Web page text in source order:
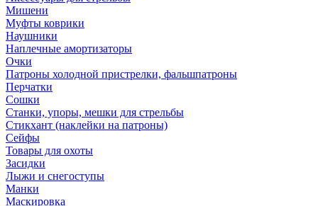
Мишени
Муфты коврики
Наушники
Наплечные амортизаторы
Очки
Патроны холодной пристрелки, фальшпатроны
Перчатки
Сошки
Станки, упоры, мешки для стрельбы
Стикхант (наклейки на патроны)
Сейфы
Товары для охоты
Засидки
Лыжи и снегоступы
Манки
Маскировка